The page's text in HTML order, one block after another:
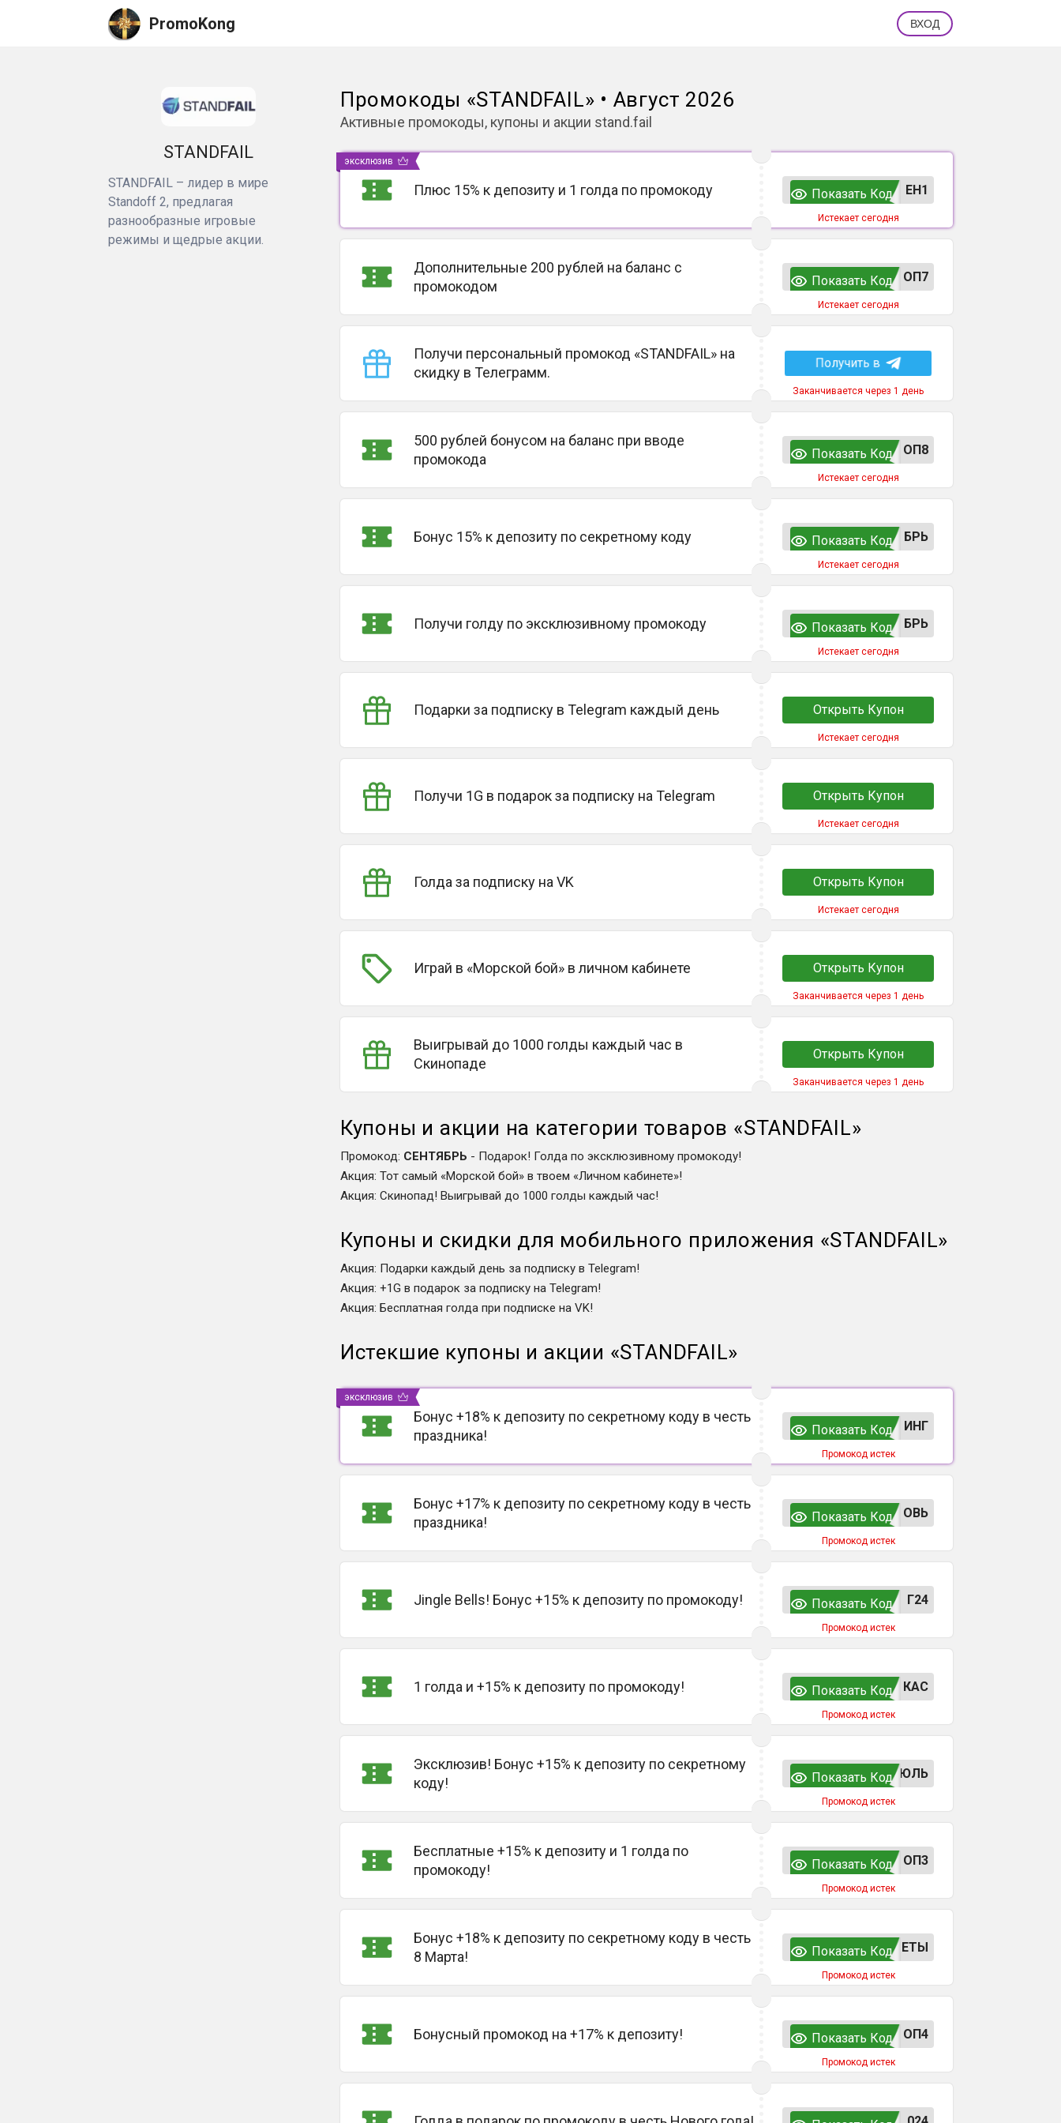
PromoKong ВХОД
STANDFAIL
STANDFAIL – лидер в мире
Standoff 2, предлагая
разнообразные игровые
режимы и щедрые акции.
Промокоды «STANDFAIL» • Август 2026
Активные промокоды, купоны и акции stand.fail
Плюс 15% к депозиту и 1 голда по промокоду ЕН1
Показать Код
Истекает сегодня
эксклюзив
Дополнительные 200 рублей на баланс с
промокодом
ОП7
Показать Код
Истекает сегодня
Получи персональный промокод «STANDFAIL» на
скидку в Телеграмм.
Получить в
Заканчивается через 1 день
500 рублей бонусом на баланс при вводе
промокода
ОП8
Показать Код
Истекает сегодня
Бонус 15% к депозиту по секретному коду БРЬ
Показать Код
Истекает сегодня
Получи голду по эксклюзивному промокоду БРЬ
Показать Код
Истекает сегодня
Подарки за подписку в Telegram каждый день Открыть Купон
Истекает сегодня
Получи 1G в подарок за подписку на Telegram Открыть Купон
Истекает сегодня
Голда за подписку на VK Открыть Купон
Истекает сегодня
Играй в «Морской бой» в личном кабинете Открыть Купон
Заканчивается через 1 день
Выигрывай до 1000 голды каждый час в
Скинопаде
Открыть Купон
Заканчивается через 1 день
Купоны и акции на категории товаров «STANDFAIL»
Промокод: СЕНТЯБРЬ - Подарок! Голда по эксклюзивному промокоду!
Акция: Тот самый «Морской бой» в твоем «Личном кабинете»!
Акция: Скинопад! Выигрывай до 1000 голды каждый час!
Купоны и скидки для мобильного приложения «STANDFAIL»
Акция: Подарки каждый день за подписку в Telegram!
Акция: +1G в подарок за подписку на Telegram!
Акция: Бесплатная голда при подписке на VK!
Истекшие купоны и акции «STANDFAIL»
Бонус +18% к депозиту по секретному коду в честь
праздника!
ИНГ
Показать Код
Промокод истек
эксклюзив
Бонус +17% к депозиту по секретному коду в честь
праздника!
ОВЬ
Показать Код
Промокод истек
Jingle Bells! Бонус +15% к депозиту по промокоду! Г24
Показать Код
Промокод истек
1 голда и +15% к депозиту по промокоду! КАС
Показать Код
Промокод истек
Эксклюзив! Бонус +15% к депозиту по секретному
коду!
ЮЛЬ
Показать Код
Промокод истек
Бесплатные +15% к депозиту и 1 голда по
промокоду!
ОП3
Показать Код
Промокод истек
Бонус +18% к депозиту по секретному коду в честь
8 Марта!
ЕТЫ
Показать Код
Промокод истек
Бонусный промокод на +17% к депозиту! ОП4
Показать Код
Промокод истек